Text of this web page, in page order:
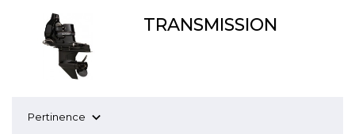
TRANSMISSION
Pertinence 